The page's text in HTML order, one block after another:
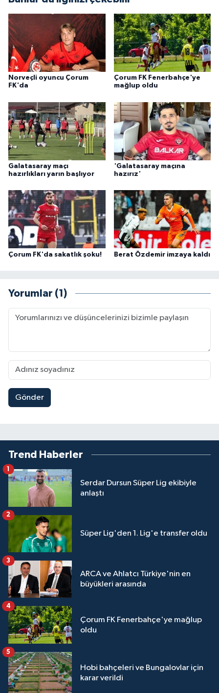
Norveçli oyuncu Çorum
FK'da
Çorum FK Fenerbahçe'ye
mağlup oldu
Galatasaray maçı
hazırlıkları yarın başlıyor
'Galatasaray maçına
hazırız'
Çorum FK'da sakatlık şoku! Berat Özdemir imzaya kaldı
Yorumlar (1)
Gönder
Trend Haberler
Serdar Dursun Süper Lig ekibiyle
anlaştı
1
Süper Lig'den 1. Lig'e transfer oldu
2
ARCA ve Ahlatcı Türkiye'nin en
büyükleri arasında
3
Çorum FK Fenerbahçe'ye mağlup
oldu
4
Hobi bahçeleri ve Bungalovlar için
karar verildi
5